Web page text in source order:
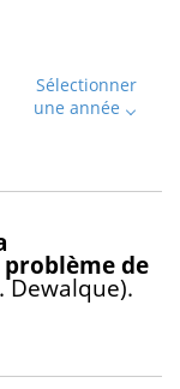
Sélectionner
une année
de
Dewalque).